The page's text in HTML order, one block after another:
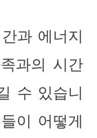
과 에너지
과의 시간
수 있습니
이 어떻게